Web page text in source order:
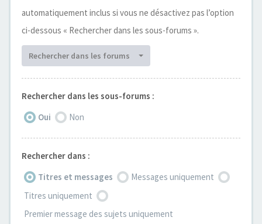
automatiquement inclus si vous ne désactivez pas l’option
ci-dessous « Rechercher dans les sous-forums ».
Rechercher dans les forums
Rechercher dans les sous-forums :
Oui
Non
Rechercher dans :
Titres et messages
Messages uniquement
Titres uniquement
Premier message des sujets uniquement